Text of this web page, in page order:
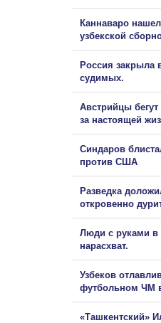
Каннаваро
узбекской
Россия закрыла
судимых.
Австрийцы
за настоящей
Синдаров
против США
Разведка
откровенно
Люди с руками в
нарасхват.
Узбеков
футбольном ЧМ
«Ташкентский»